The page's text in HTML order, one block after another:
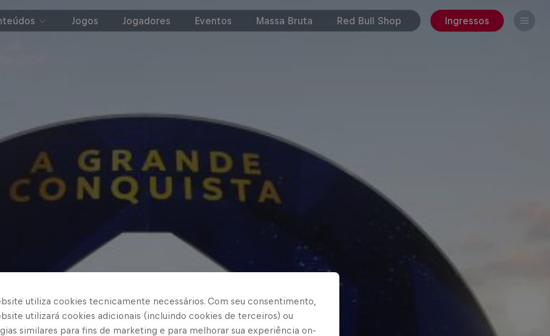
Jogos Jogadores Eventos Massa Bruta Red Bull Shop Ingressos
utiliza cookies tecnicamente necessários. Com seu consentimento,
utilizará cookies adicionais (incluindo cookies de terceiros) ou
similares para fins de marketing e para melhorar sua experiência on-